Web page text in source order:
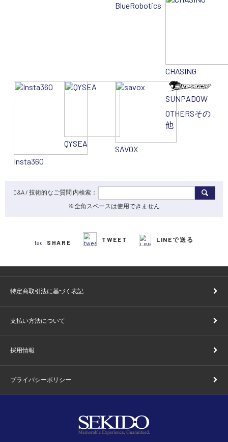
BlueRobotics
CHASING
Insta360
QYSEA
SAVOX
SUNPADOW
OTHERSその
他
Q&A / 技術的なご質問 内検索：
※全角スペースは使用できません
SHARE TWEET LINEで送る
特定商取引法に基づく表記
支払い方法について
採用情報
プライバシーポリシー